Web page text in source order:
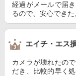
経過がメールで届
るので、安心できた
エイチ・エス
カメラが壊れたの
だき、比較的早く